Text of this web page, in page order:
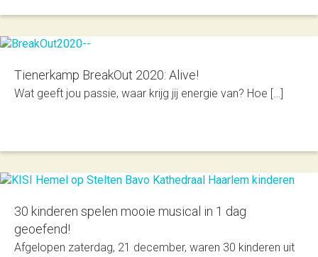
Tienerkamp BreakOut 2020: Alive!
Wat geeft jou passie, waar krijg jij energie van? Hoe […]
30 kinderen spelen mooie musical in 1 dag
geoefend!
Afgelopen zaterdag, 21 december, waren 30 kinderen uit